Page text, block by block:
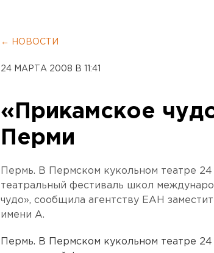
← НОВОСТИ
24 МАРТА 2008 В 11:41
«Прикамское
Перми
Пермь. В Пермском кукольном театре
театральный фестиваль школ
чудо», сообщила агентству ЕАН
имени А.
Пермь. В Пермском кукольном театре